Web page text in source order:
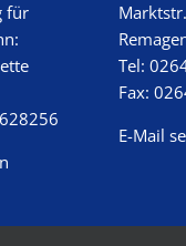
für
Tel:
Fax:
E-Mail